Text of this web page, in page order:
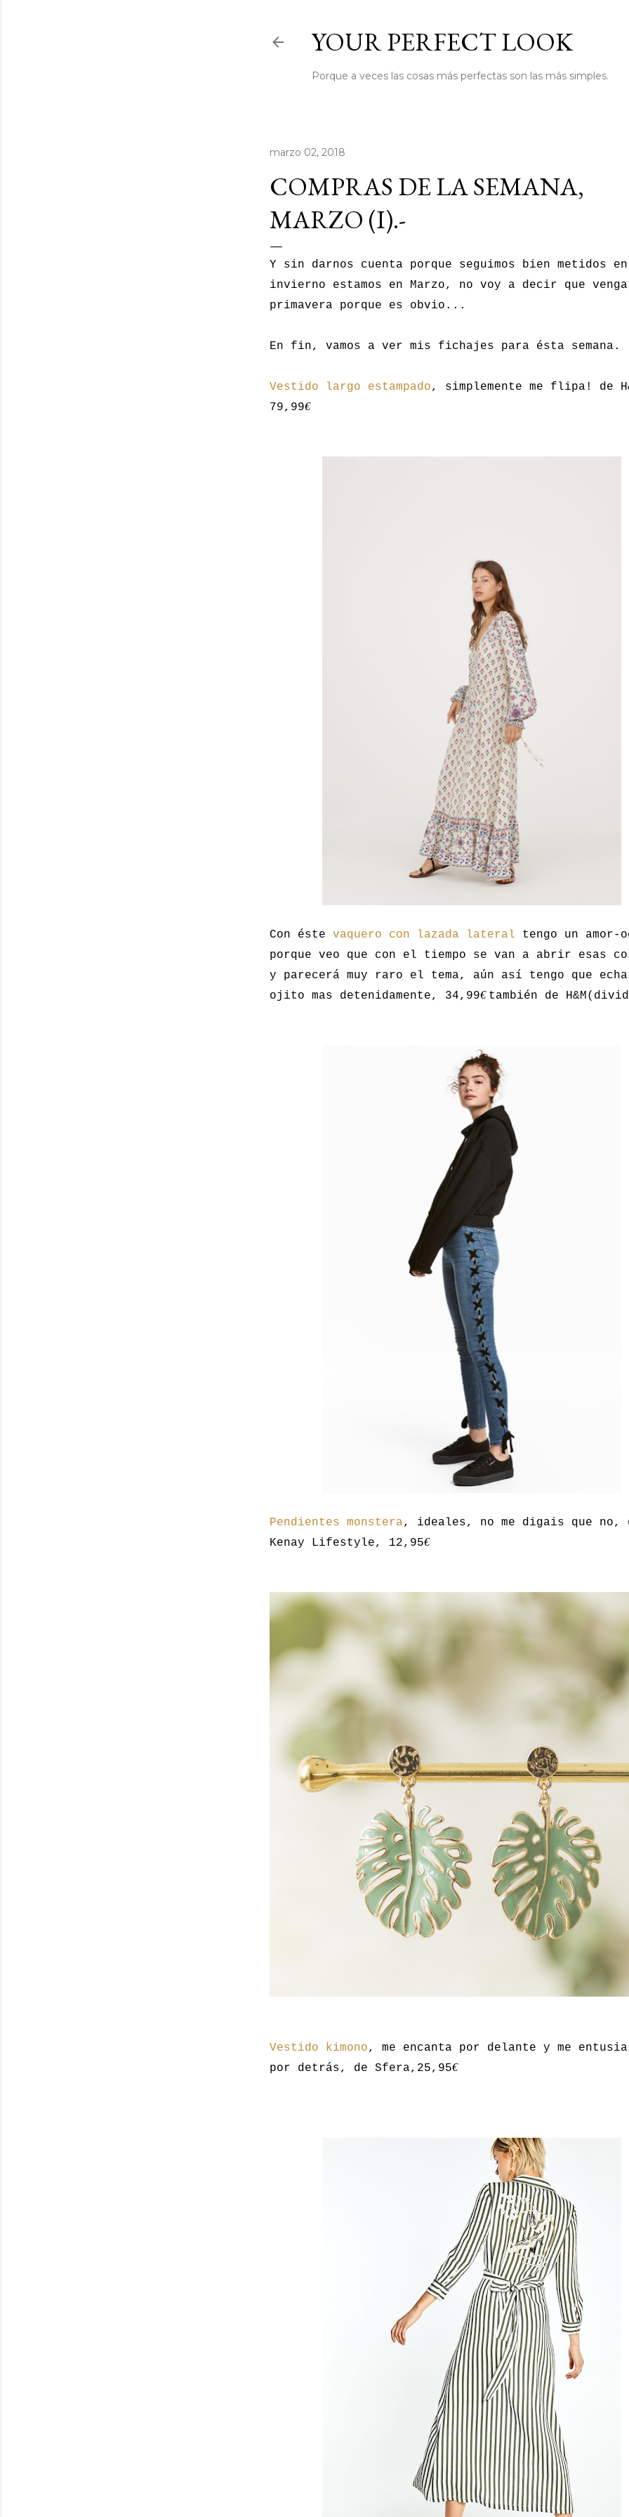
YOUR PERFECT LOOK
Porque a veces las cosas más perfectas son las más simples.
marzo 02, 2018
COMPRAS DE LA SEMANA,
MARZO (I).-
Y sin darnos cuenta porque seguimos bien metidos
invierno estamos en Marzo, no voy a decir que
primavera porque es obvio...
En fin, vamos a ver mis fichajes para ésta semana.
Vestido largo estampado, simplemente me flipa! de
79,99€
Con éste vaquero con lazada lateral tengo un amor-
porque veo que con el tiempo se van a abrir esas
y parecerá muy raro el tema, aún así tengo que
ojito mas detenidamente, 34,99€ también de
Pendientes monstera, ideales, no me digais que no,
Kenay Lifestyle, 12,95€
Vestido kimono, me encanta por delante y me
por detrás, de Sfera,25,95€